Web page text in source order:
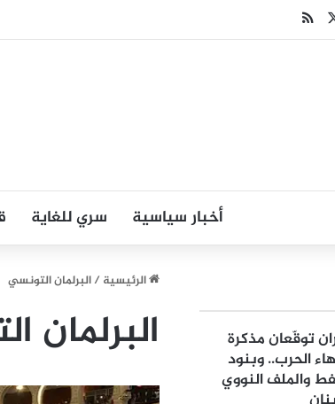
أخبار سياسية سري للغاية
الرئيسية/البرلمان التونسي
البرلمان
توقّعان مذكرة
الحرب.. وبنود
والملف النووي